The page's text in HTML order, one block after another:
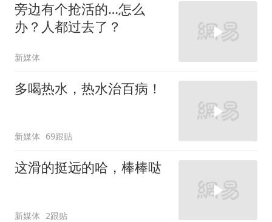
旁边有个抢活的…怎么
办？人都过去了？
新媒体
多喝热水，热水治百病！
新媒体 69跟贴
这滑的挺远的哈，棒棒哒
新媒体 2跟贴